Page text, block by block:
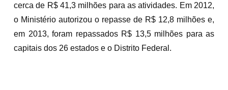
cerca de R$ 41,3 milhões para as atividades. Em 2012,
o Ministério autorizou o repasse de R$ 12,8 milhões e,
em 2013, foram repassados R$ 13,5 milhões para as
capitais dos 26 estados e o Distrito Federal.